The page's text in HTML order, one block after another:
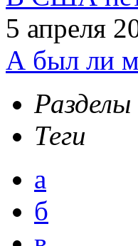
5 апреля
А был ли
Разделы
Теги
а
б